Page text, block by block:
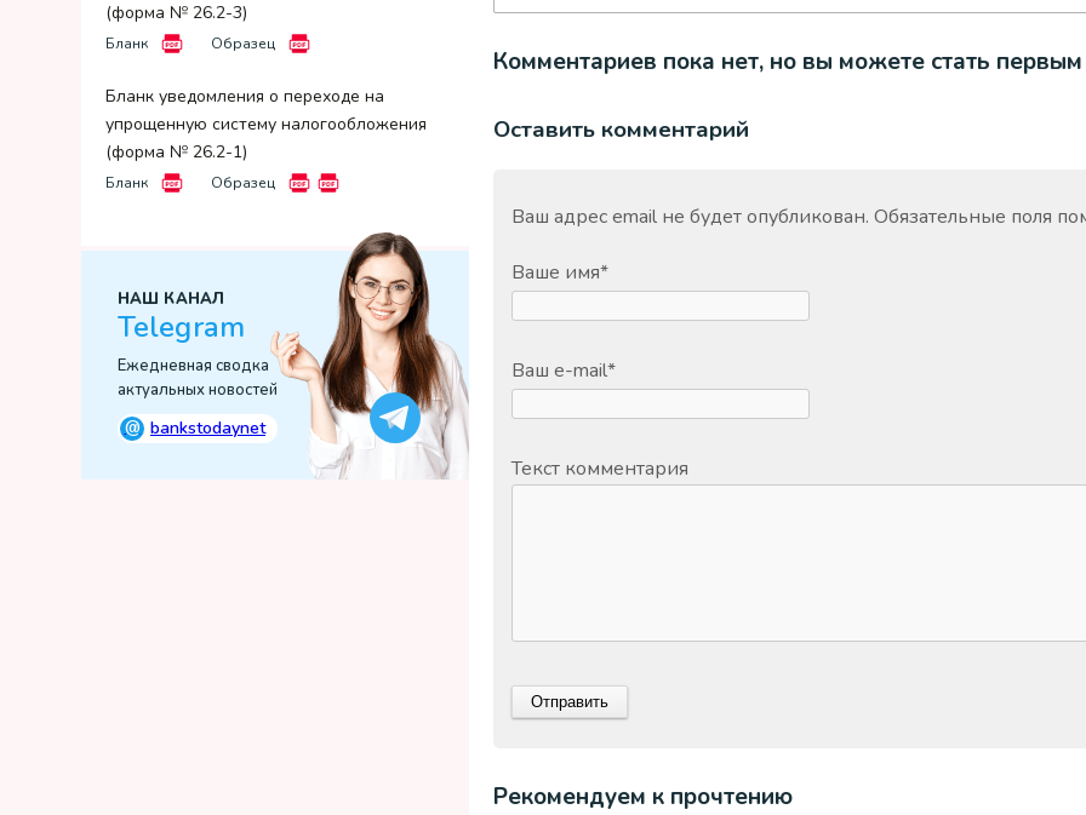
(форма № 26.2-3)
Бланк Образец
Бланк уведомления о переходе на
упрощенную систему налогообложения
(форма № 26.2-1)
Бланк Образец
НАШ КАНАЛ
Telegram
Ежедневная сводка
актуальных новостей
@ bankstodaynet
Комментариев пока нет, но вы можете стать первым
Оставить комментарий
Ваш адрес email не будет опубликован. Обязательные поля
Ваше имя*
Ваш e-mail*
Текст комментария
Рекомендуем к прочтению